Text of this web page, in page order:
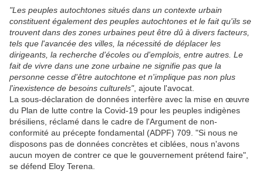
"Les peuples autochtones situés dans un contexte urbain
constituent également des peuples autochtones et le fait qu'ils se
trouvent dans des zones urbaines peut être dû à divers facteurs,
tels que l'avancée des villes, la nécessité de déplacer les
dirigeants, la recherche d'écoles ou d'emplois, entre autres. Le
fait de vivre dans une zone urbaine ne signifie pas que la
personne cesse d'être autochtone et n'implique pas non plus
l'inexistence de besoins culturels", ajoute l'avocat.
La sous-déclaration de données interfère avec la mise en œuvre
du Plan de lutte contre la Covid-19 pour les peuples indigènes
brésiliens, réclamé dans le cadre de l'Argument de non-
conformité au précepte fondamental (ADPF) 709. "Si nous ne
disposons pas de données concrètes et ciblées, nous n'avons
aucun moyen de contrer ce que le gouvernement prétend faire",
se défend Eloy Terena.